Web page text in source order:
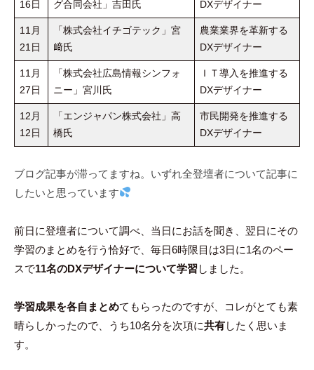
16日 グ合同会社」吉田氏 DXデザイナー
11月
21日
「株式会社イチゴテック」宮
﨑氏
農業業界を革新する
DXデザイナー
11月
27日
「株式会社広島情報シンフォ
ニー」宮川氏
ＩＴ導入を推進する
DXデザイナー
12月
12日
「エンジャパン株式会社」高
橋氏
市民開発を推進する
DXデザイナー
ブログ記事が滞ってますね。いずれ全登壇者について記事に
したいと思っています
前日に登壇者について調べ、当日にお話を聞き、翌日にその
学習のまとめを行う恰好で、毎日6時限目は3日に1名のペー
スで11名のDXデザイナーについて学習 しました。
学習成果を各自まとめてもらったのですが、コレがとても素
晴らしかったので、うち10名分を次項に共有したく思いま
す。